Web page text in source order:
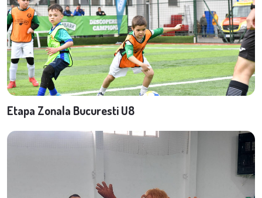
Etapa Zonala Bucuresti U8